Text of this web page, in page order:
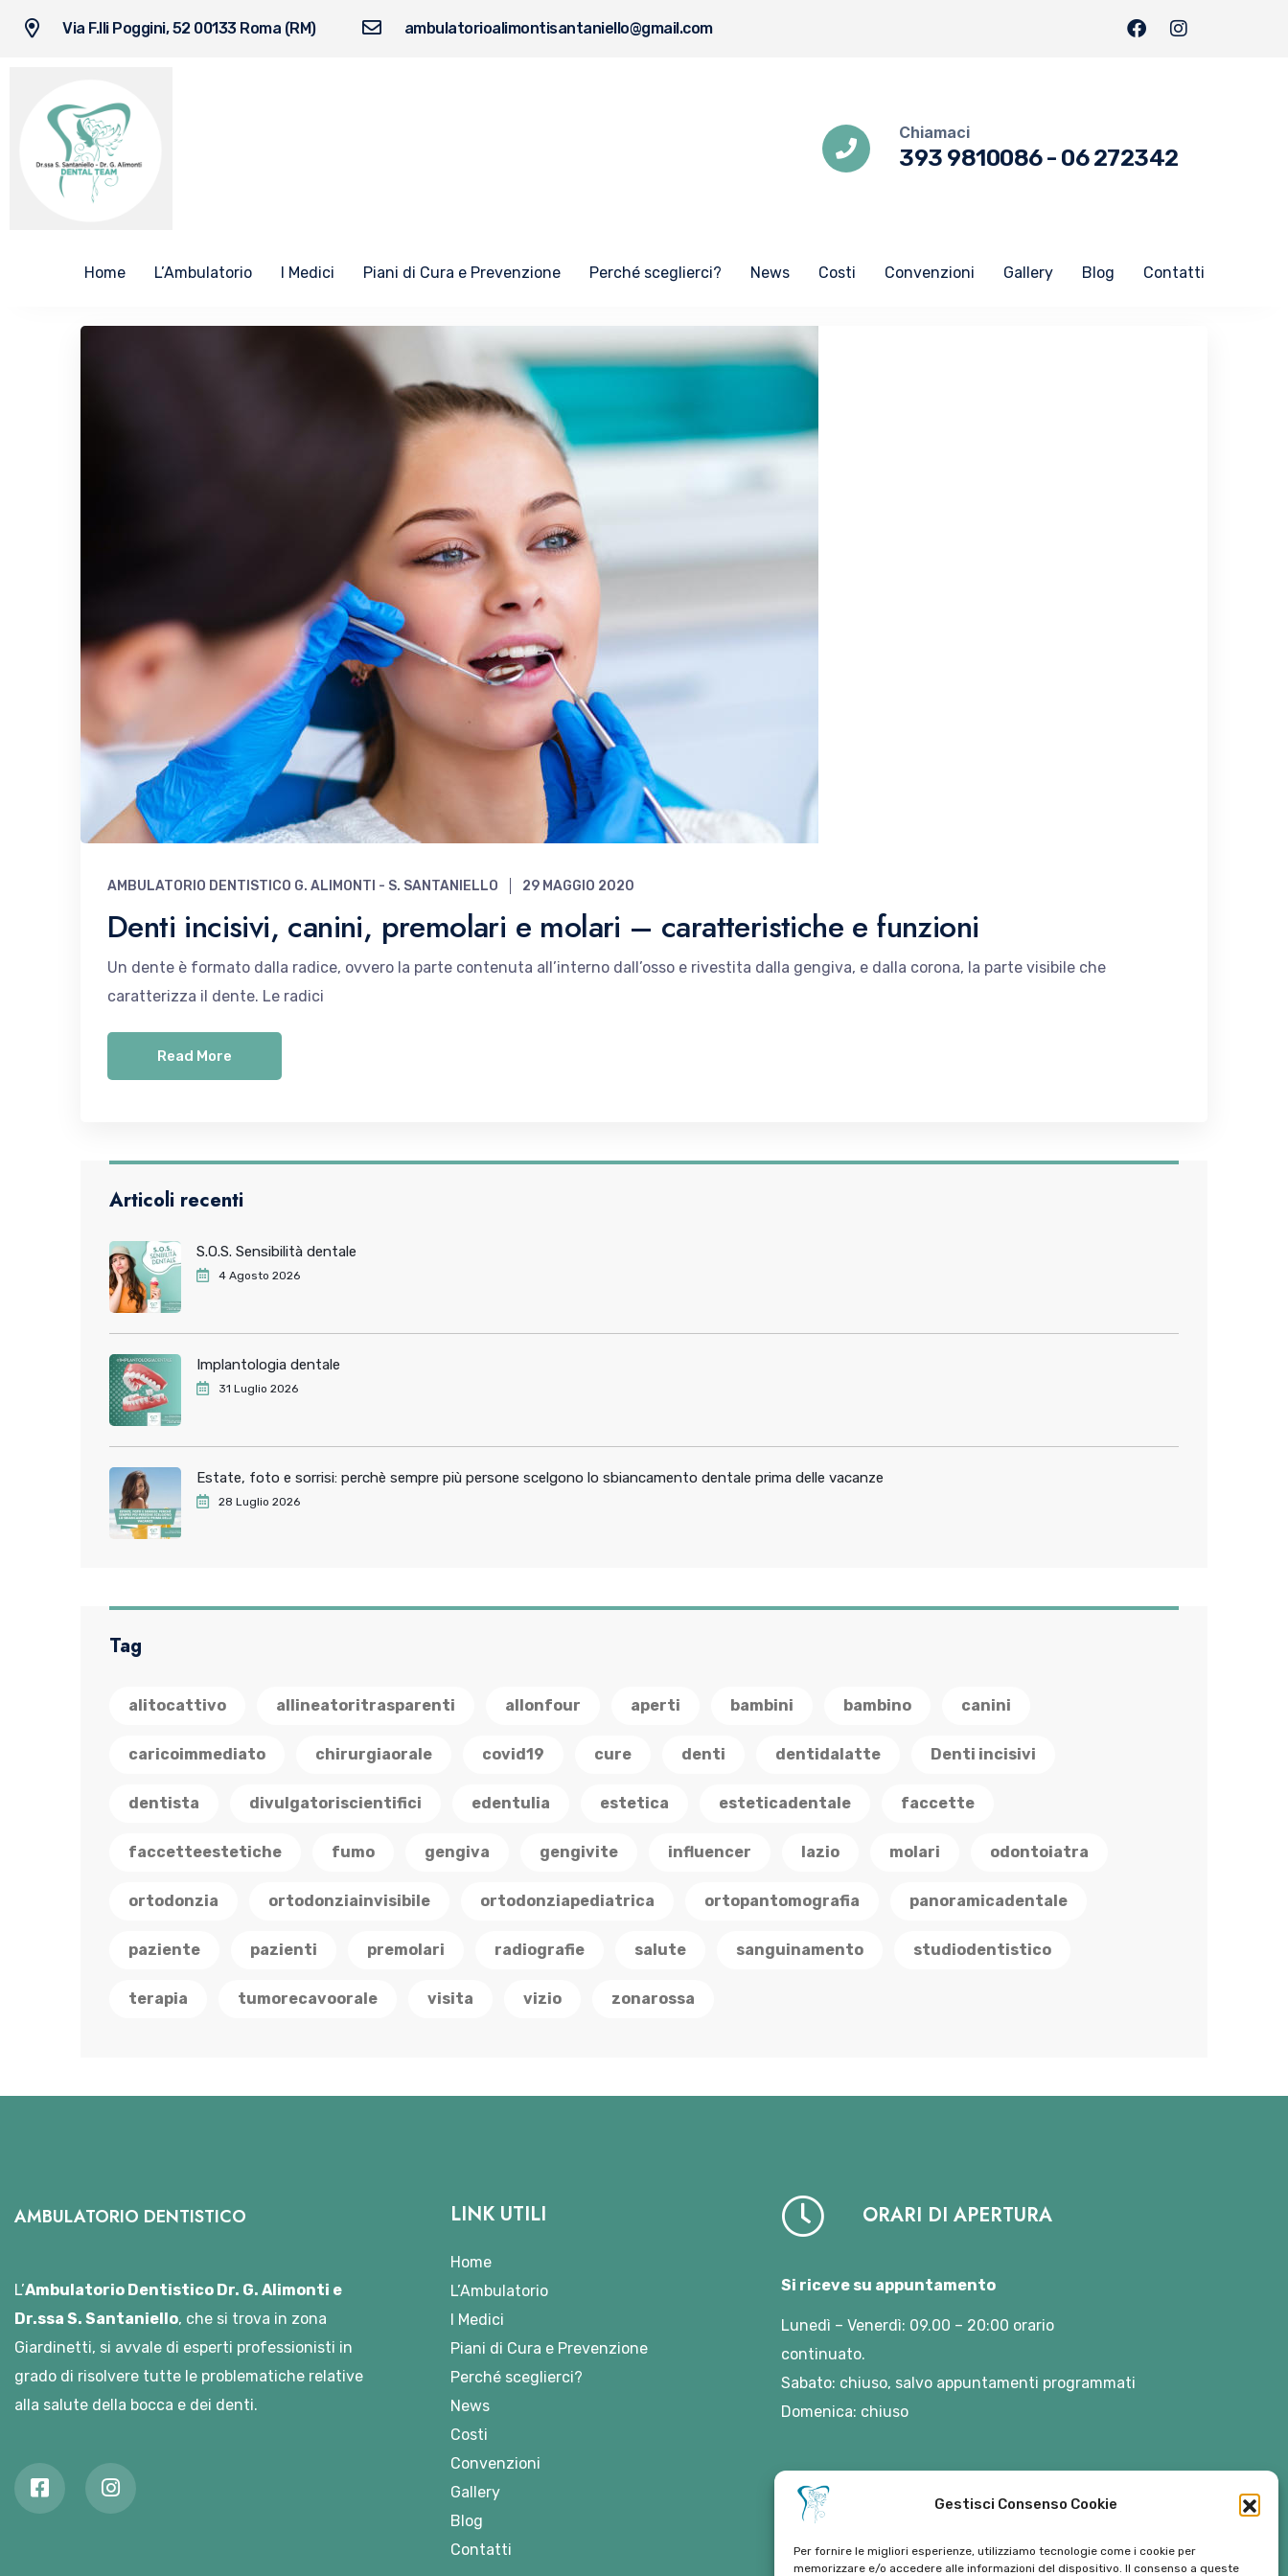
Gestisci Consenso Cookie
Per fornire le migliori esperienze, utilizziamo tecnologie come i cookie per
memorizzare e/o accedere alle informazioni del dispositivo. Il consenso a queste
Via F.lli Poggini, 52 00133 Roma (RM) ambulatorioalimontisantaniello@gmail.com
Chiamaci
393 9810086- 06 272342
Home L’Ambulatorio I Medici Piani di Cura e Prevenzione Perché sceglierci? News Costi Convenzioni Gallery Blog Contatti
AMBULATORIO DENTISTICO G. ALIMONTI - S. SANTANIELLO 29 MAGGIO 2020
Denti incisivi, canini, premolari e molari – caratteristiche e funzioni
Un dente è formato dalla radice, ovvero la parte contenuta all’interno dall’osso e rivestita dalla gengiva, e dalla corona, la parte visibile che
caratterizza il dente. Le radici
Read More
Articoli recenti
S.O.S. Sensibilità dentale
4 Agosto 2026
Implantologia dentale
31 Luglio 2026
Estate, foto e sorrisi: perchè sempre più persone scelgono lo sbiancamento dentale prima delle vacanze
28 Luglio 2026
Tag
alitocattivo allineatoritrasparenti allonfour aperti bambini bambino canini
caricoimmediato chirurgiaorale covid19 cure denti dentidalatte Denti incisivi
dentista divulgatoriscientifici edentulia estetica esteticadentale faccette
faccetteestetiche fumo gengiva gengivite influencer lazio molari odontoiatra
ortodonzia ortodonziainvisibile ortodonziapediatrica ortopantomografia panoramicadentale
paziente pazienti premolari radiografie salute sanguinamento studiodentistico
terapia tumorecavoorale visita vizio zonarossa
AMBULATORIO DENTISTICO
L’Ambulatorio Dentistico Dr. G. Alimonti e
Dr.ssa S. Santaniello, che si trova in zona
Giardinetti, si avvale di esperti professionisti in
grado di risolvere tutte le problematiche relative
alla salute della bocca e dei denti.
LINK UTILI
Home
L’Ambulatorio
I Medici
Piani di Cura e Prevenzione
Perché sceglierci?
News
Costi
Convenzioni
Gallery
Blog
Contatti
ORARI DI APERTURA
Si riceve su appuntamento
Lunedì – Venerdì: 09.00 – 20:00 orario
continuato.
Sabato: chiuso, salvo appuntamenti programmati
Domenica: chiuso